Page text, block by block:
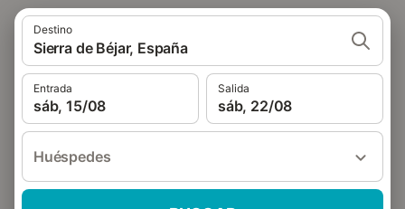
Destino
Sierra de Béjar, España
Entrada
sáb, 15/08
Salida
sáb, 22/08
Huéspedes